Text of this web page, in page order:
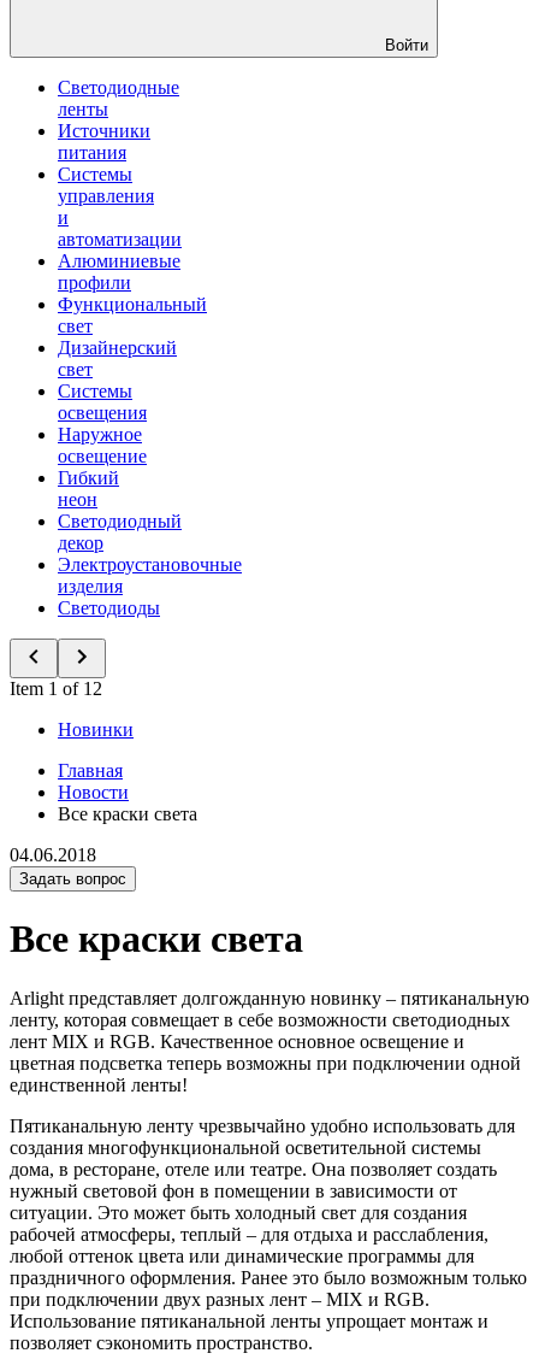
Войти
Светодиодные
ленты
Источники
питания
Системы
управления
и
автоматизации
Алюминиевые
профили
Функциональный
свет
Дизайнерский
свет
Системы
освещения
Наружное
освещение
Гибкий
неон
Светодиодный
декор
Электроустановочные
изделия
Светодиоды
Item 1 of 12
Новинки
Главная
Новости
Все краски света
04.06.2018
Задать вопрос
Все краски света
Arlight представляет долгожданную новинку – пятиканальную
ленту, которая совмещает в себе возможности светодиодных
лент MIX и RGB. Качественное основное освещение и
цветная подсветка теперь возможны при подключении одной
единственной ленты!
Пятиканальную ленту чрезвычайно удобно использовать для
создания многофункциональной осветительной системы
дома, в ресторане, отеле или театре. Она позволяет создать
нужный световой фон в помещении в зависимости от
ситуации. Это может быть холодный свет для создания
рабочей атмосферы, теплый – для отдыха и расслабления,
любой оттенок цвета или динамические программы для
праздничного оформления. Ранее это было возможным только
при подключении двух разных лент – MIX и RGB.
Использование пятиканальной ленты упрощает монтаж и
позволяет сэкономить пространство.